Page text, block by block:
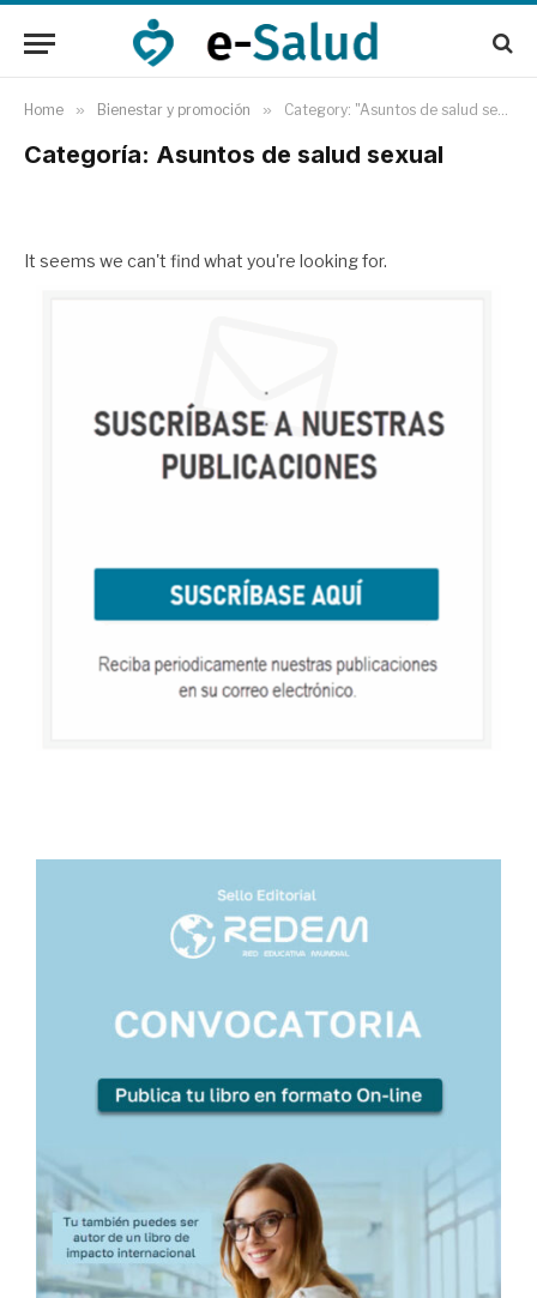
Home » Bienestar y promoción » Category: "Asuntos de salud sexual"
Categoría: Asuntos de salud sexual
It seems we can't find what you're looking for.